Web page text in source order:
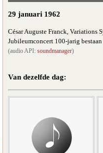
29 januari 1962
César Auguste Franck, Variations
Jubileumconcert 100-jarig
(audio API: soundmanager)
Van dezelfde dag: